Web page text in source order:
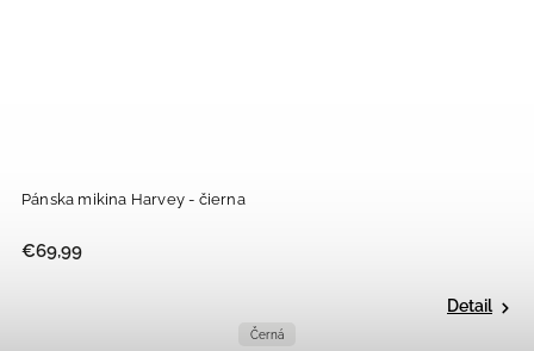
Pánska mikina Harvey - čierna
€69,99
Detail
Černá